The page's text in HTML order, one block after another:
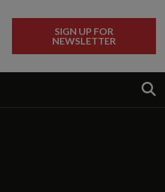
SIGN UP FOR
NEWSLETTER